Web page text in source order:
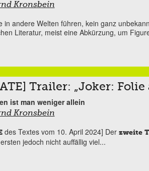
Kronsbein
in andere Welten führen, kein ganz
Literatur, meist eine Abkürzung, um
Trailer: „Joker: Folie
ist man weniger allein
Kronsbein
des Textes vom 10. April 2024] Der zweite
jedoch nicht auffällig viel...